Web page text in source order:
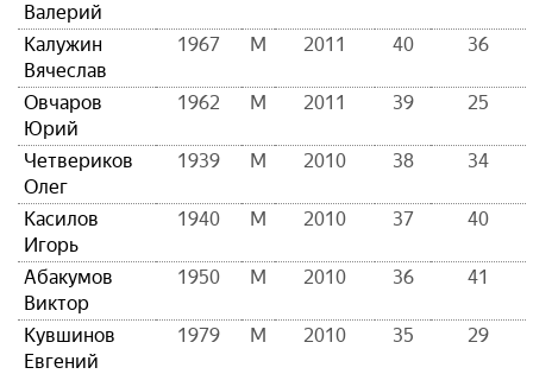
Валерий
Калужин
Вячеслав
1967 М 2011 40 36
Овчаров
Юрий
1962 М 2011 39 25
Четвериков
Олег
1939 М 2010 38 34
Касилов
Игорь
1940 М 2010 37 40
Абакумов
Виктор
1950 М 2010 36 41
Кувшинов
Евгений
1979 М 2010 35 29